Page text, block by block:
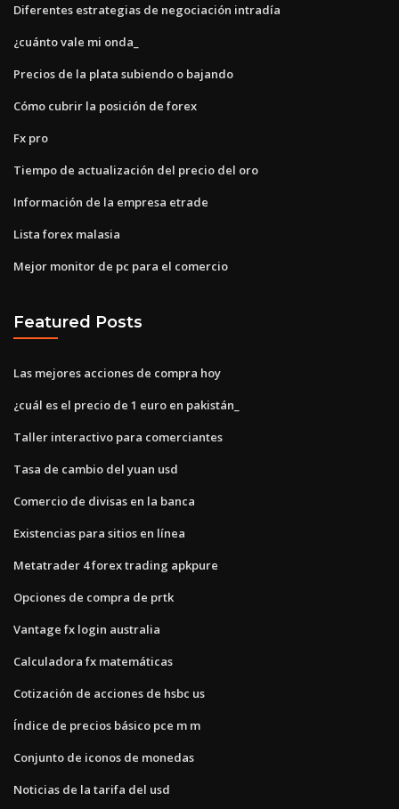
Diferentes estrategias de negociación intradía
¿cuánto vale mi onda_
Precios de la plata subiendo o bajando
Cómo cubrir la posición de forex
Fx pro
Tiempo de actualización del precio del oro
Información de la empresa etrade
Lista forex malasia
Mejor monitor de pc para el comercio
Featured Posts
Las mejores acciones de compra hoy
¿cuál es el precio de 1 euro en pakistán_
Taller interactivo para comerciantes
Tasa de cambio del yuan usd
Comercio de divisas en la banca
Existencias para sitios en línea
Metatrader 4 forex trading apkpure
Opciones de compra de prtk
Vantage fx login australia
Calculadora fx matemáticas
Cotización de acciones de hsbc us
Índice de precios básico pce m m
Conjunto de iconos de monedas
Noticias de la tarifa del usd